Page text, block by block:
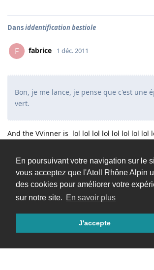
En poursuivant votre navigation sur le
vous acceptez que l'Atoll Rhône Alpin
des cookies pour améliorer votre
sur notre site. En savoir plus
J'accepte
Dansiddentification bestiole
F fabrice 1 déc. 2011
Bon, je me lance, je pense que c'est une
vert.
And the VVinner is lol lol lol lol lol lol lol lol
Charger davantage